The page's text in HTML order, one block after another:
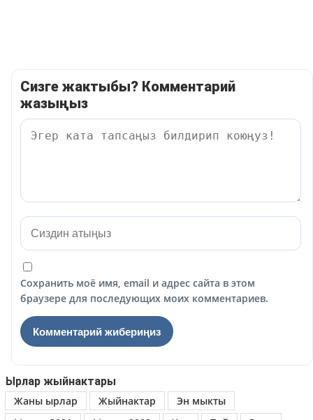
Сизге жактыбы? Комментарий
жазыңыз
Сохранить моё имя, email и адрес сайта в этом
браузере для последующих моих комментариев.
Ырлар жыйнактары
Жаны ырлар
Жыйнактар
Эн мыкты